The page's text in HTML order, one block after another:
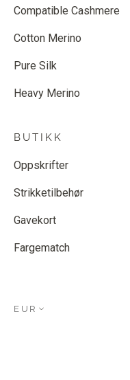
Compatible Cashmere
Cotton Merino
Pure Silk
Heavy Merino
BUTIKK
Oppskrifter
Strikketilbehør
Gavekort
Fargematch
EUR